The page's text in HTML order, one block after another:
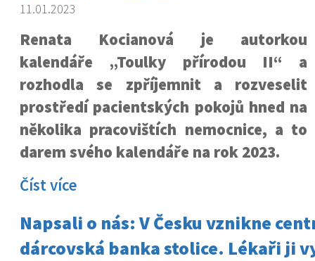
11.01.2023
Renata Kocianová je autorkou
kalendáře „Toulky přírodou II“ a
rozhodla se zpříjemnit a rozveselit
prostředí pacientských pokojů hned na
několika pracovištích nemocnice, a to
darem svého kalendáře na rok 2023.
Číst více
Napsali o nás: V Česku vznikne
dárcovská banka stolice. Lékaři ji